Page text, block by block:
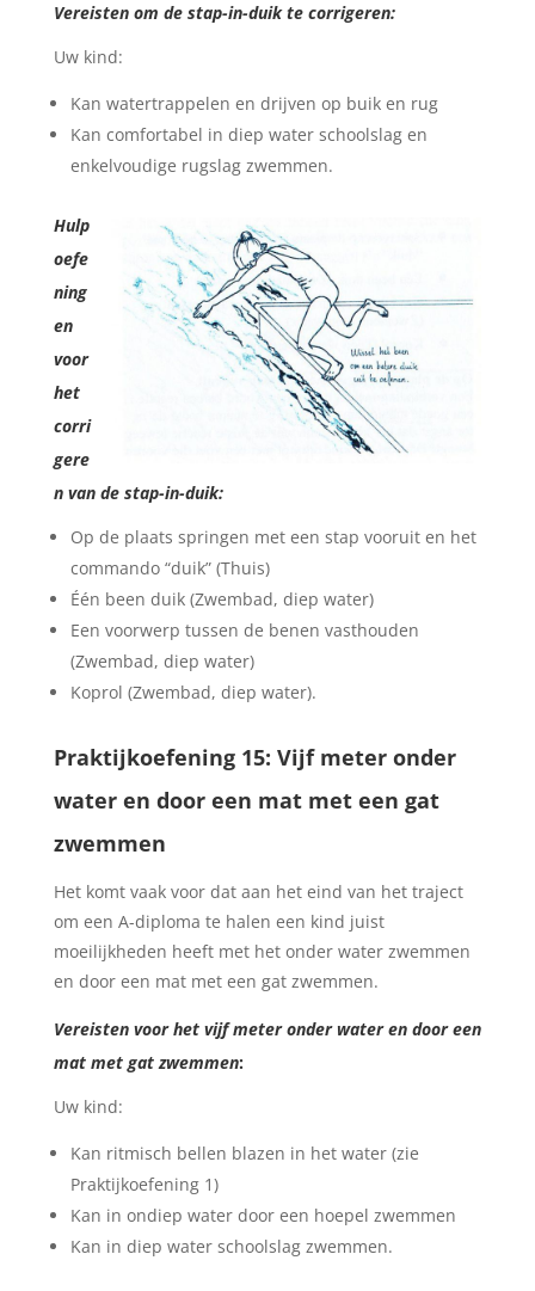
Vereisten om de stap-in-duik te corrigeren:
Uw kind:
Kan watertrappelen en drijven op buik en rug
Kan comfortabel in diep water schoolslag en
enkelvoudige rugslag zwemmen.
Hulp
oefe
ning
en
voor
het
corri
gere
n van de stap-in-duik:
Op de plaats springen met een stap vooruit en het
commando “duik” (Thuis)
Één been duik (Zwembad, diep water)
Een voorwerp tussen de benen vasthouden
(Zwembad, diep water)
Koprol (Zwembad, diep water).
Praktijkoefening 15: Vijf meter onder
water en door een mat met een gat
zwemmen
Het komt vaak voor dat aan het eind van het traject
om een A-diploma te halen een kind juist
moeilijkheden heeft met het onder water zwemmen
en door een mat met een gat zwemmen.
Vereisten voor het vijf meter onder water en door een
mat met gat zwemmen:
Uw kind:
Kan ritmisch bellen blazen in het water (zie
Praktijkoefening 1)
Kan in ondiep water door een hoepel zwemmen
Kan in diep water schoolslag zwemmen.